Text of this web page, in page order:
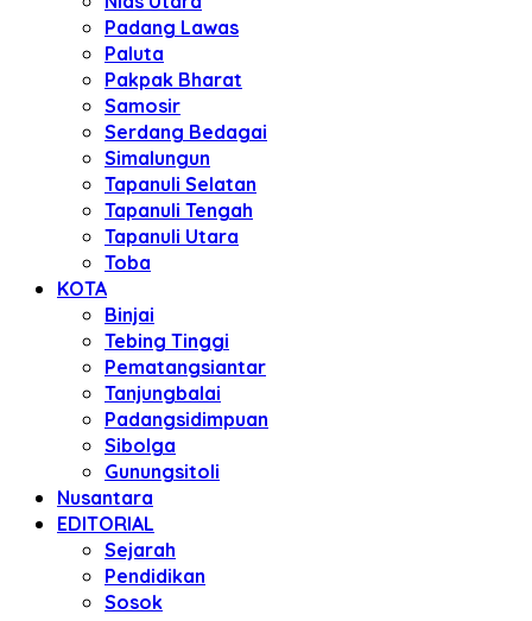
Padang Lawas
Paluta
Pakpak Bharat
Samosir
Serdang Bedagai
Simalungun
Tapanuli Selatan
Tapanuli Tengah
Tapanuli Utara
Toba
KOTA
Binjai
Tebing Tinggi
Pematangsiantar
Tanjungbalai
Padangsidimpuan
Sibolga
Gunungsitoli
Nusantara
EDITORIAL
Sejarah
Pendidikan
Sosok